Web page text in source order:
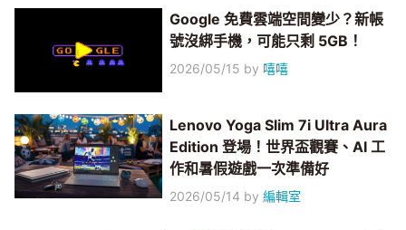
Google 免費雲端空間變少？新帳
號沒綁手機，可能只剩 5GB！
2026/05/15 by 嘻嘻
Lenovo Yoga Slim 7i Ultra Aura
Edition 登場！世界盃觀賽、AI 工
作和暑假遊戲一次準備好
2026/05/14 by編輯室